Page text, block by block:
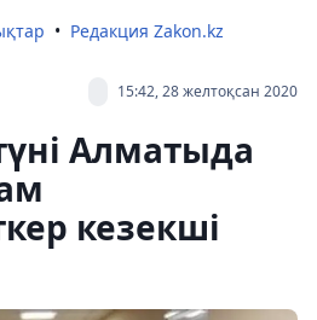
Редакция Zakon.kz
15:42, 28 желтоқсан 2020
Алматыда
кезекші